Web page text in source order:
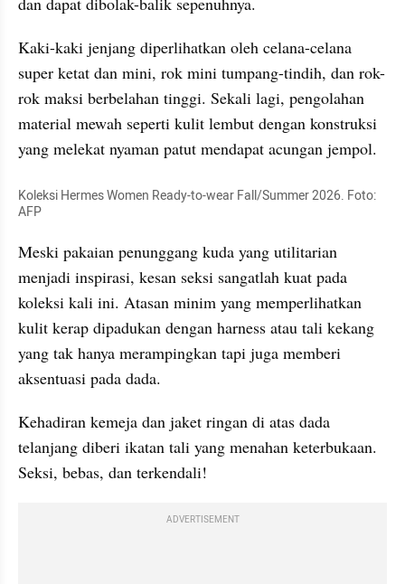
Kaki-kaki jenjang diperlihatkan oleh celana-celana
super ketat dan mini, rok mini tumpang-tindih, dan rok-
rok maksi berbelahan tinggi. Sekali lagi, pengolahan
material mewah seperti kulit lembut dengan konstruksi
yang melekat nyaman patut mendapat acungan jempol.
Koleksi Hermes Women Ready-to-wear Fall/Summer 2026. Foto:
AFP
Meski pakaian penunggang kuda yang utilitarian
menjadi inspirasi, kesan seksi sangatlah kuat pada
koleksi kali ini. Atasan minim yang memperlihatkan
kulit kerap dipadukan dengan harness atau tali kekang
yang tak hanya merampingkan tapi juga memberi
aksentuasi pada dada.
Kehadiran kemeja dan jaket ringan di atas dada
telanjang diberi ikatan tali yang menahan keterbukaan.
Seksi, bebas, dan terkendali!
ADVERTISEMENT